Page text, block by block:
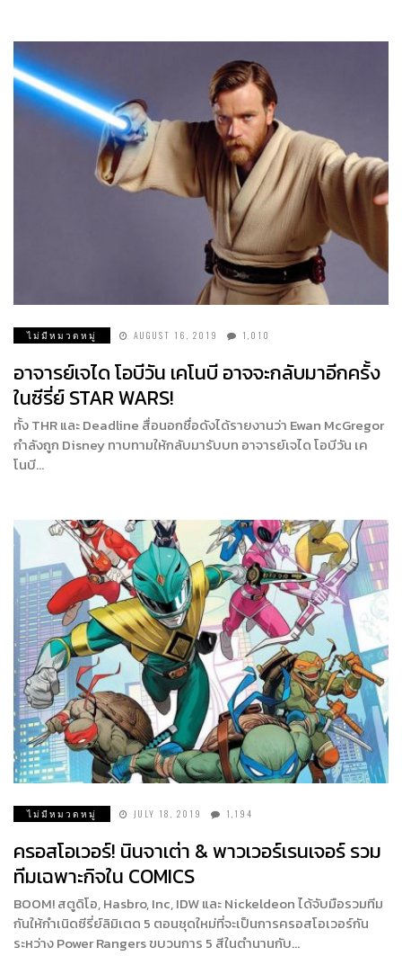
ไม่มีหมวดหมู่ AUGUST 16, 2019 1,010
อาจารย์เจได โอบีวัน เคโนบี อาจจะกลับมาอีกครั้ง
ในซีรี่ย์ STAR WARS!
ทั้ง THR และ Deadline สื่อนอกชื่อดังได้รายงานว่า Ewan McGregor
กำลังถูก Disney ทาบทามให้กลับมารับบท อาจารย์เจได โอบีวัน เค
โนบี…
ไม่มีหมวดหมู่ JULY 18, 2019 1,194
ครอสโอเวอร์! นินจาเต่า & พาวเวอร์เรนเจอร์ รวม
ทีมเฉพาะกิจใน COMICS
BOOM! สตูดิโอ, Hasbro, Inc, IDW และ Nickeldeon ได้จับมือรวมทีม
กันให้กำเนิดซีรี่ย์ลิมิเตด 5 ตอนชุดใหม่ที่จะเป็นการครอสโอเวอร์กัน
ระหว่าง Power Rangers ขบวนการ 5 สีในตำนานกับ…